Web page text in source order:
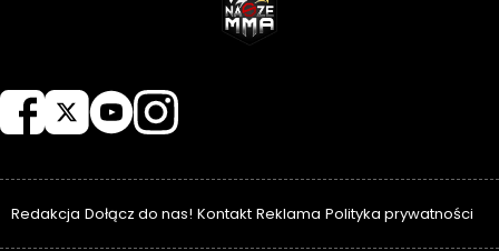
Redakcja Dołącz do nas! Kontakt Reklama Polityka prywatności